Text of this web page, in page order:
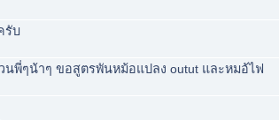
รับ
นพี่ๆน้าๆ ขอสูตรพันหม้อแปลง outut และหมอ้ไฟ